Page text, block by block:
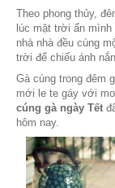
Lúc này, trong
ngay từ nhỏ
bắn cung bách
tiếp 9 mặt trời,
và không dám
Con người,
được. Cuối